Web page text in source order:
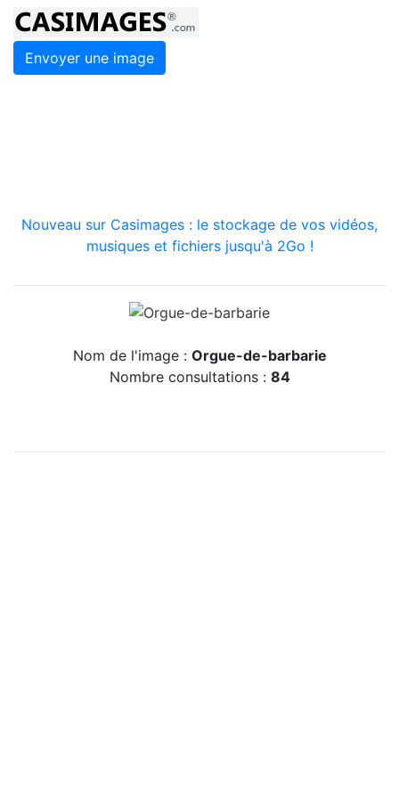
Envoyer une image
Nouveau sur Casimages : le stockage de vos vidéos,
musiques et fichiers jusqu'à 2Go !
Nom de l'image : Orgue-de-barbarie
Nombre consultations : 84